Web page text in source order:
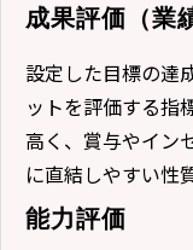
成果評価（業
設定した目標の達
ットを評価する指
高く、賞与やイン
に直結しやすい性
能力評価